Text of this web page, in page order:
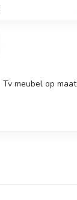
Tv meubel op maat